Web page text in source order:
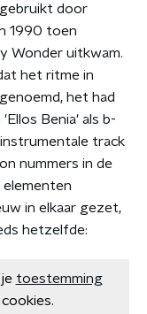
door
1990 toen
Wonder uitkwam.
het ritme in
het had
Benia' als b-
instrumentale track
nummers in de
elementen
in elkaar gezet,
hetzelfde:
toestemming